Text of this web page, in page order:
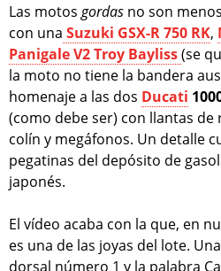
Las motos gordas no son
con una Suzuki GSX-R 750 RK,
Panigale V2 Troy Bayliss(se
la moto no tiene la bandera
homenaje a las dos Ducati
(como debe ser) con llantas
colín y megáfonos. Un detalle
pegatinas del depósito de
japonés.
El vídeo acaba con la que, en
es una de las joyas del lote. Una
dorsal número 1 y la palabra